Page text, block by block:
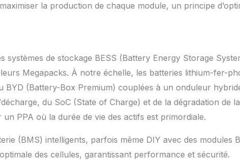
la production de chaque module, un principe
systèmes de stockage BESS (Battery Energy Storage
Megapacks. À notre échelle, les batteries lithium-fer-
(Battery-Box Premium) couplées à un onduleur
du SoC (State of Charge) et de la dégradation de
PPA où la durée de vie des actifs est primordiale.
(BMS) intelligents, parfois même DIY avec des
des cellules, garantissant performance et sécurité.